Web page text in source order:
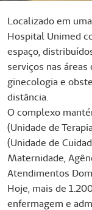
Localizado em
Hospital Unimed
espaço,
serviços nas
ginecologia e
distância.
O complexo
(Unidade de
(Unidade de
Maternidade,
Atendimentos
Hoje, mais de
enfermagem e